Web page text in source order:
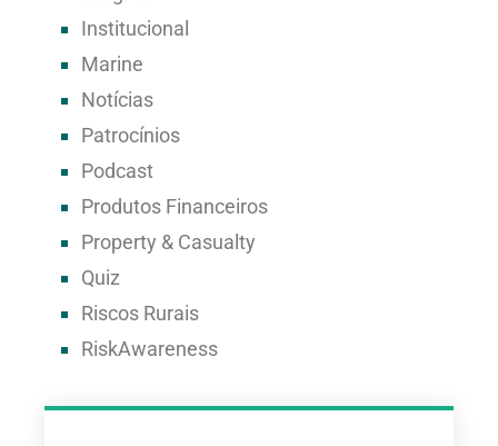
Institucional
Marine
Notícias
Patrocínios
Podcast
Produtos Financeiros
Property & Casualty
Quiz
Riscos Rurais
RiskAwareness